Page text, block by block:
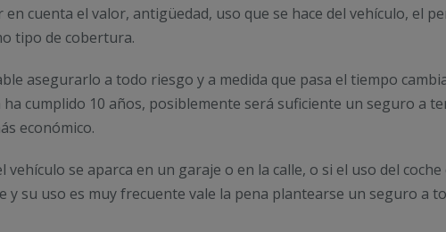
cuenta el valor, antigüedad, uso que se hace del vehículo, el
tipo de cobertura.
asegurarlo a todo riesgo y a medida que pasa el tiempo
cumplido 10 años, posiblemente será suficiente un seguro a
económico.
se aparca en un garaje o en la calle, o si el uso del
y su uso es muy frecuente vale la pena plantearse un seguro a